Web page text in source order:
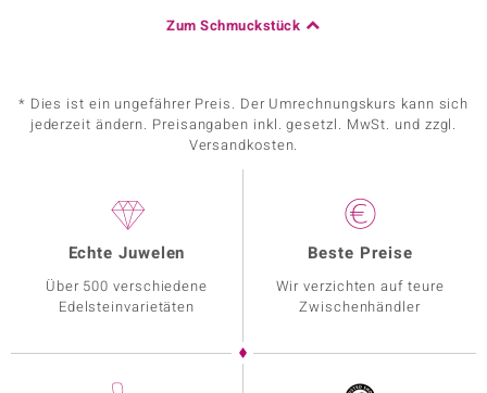
Zum Schmuckstück
* Dies ist ein ungefährer Preis. Der Umrechnungskurs kann sich
jederzeit ändern. Preisangaben inkl. gesetzl. MwSt. und zzgl.
Versandkosten.
Echte Juwelen
Über 500 verschiedene
Edelsteinvarietäten
Beste Preise
Wir verzichten auf teure
Zwischenhändler